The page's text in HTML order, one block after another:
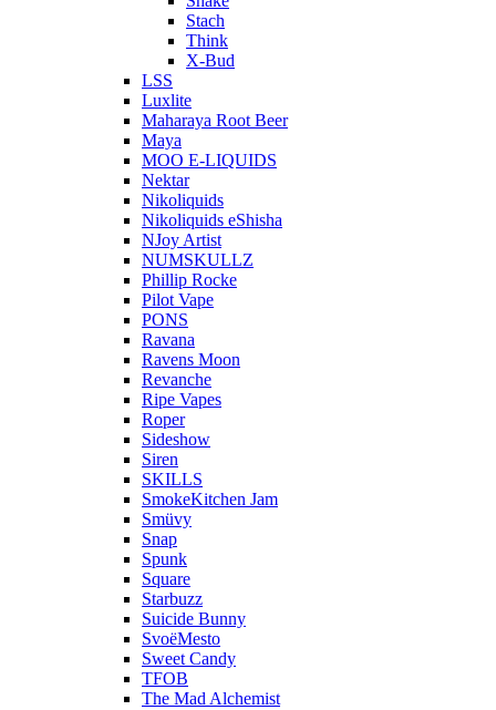
Stach
Think
X-Bud
LSS
Luxlite
Maharaya Root Beer
Maya
MOO E-LIQUIDS
Nektar
Nikoliquids
Nikoliquids eShisha
NJoy Artist
NUMSKULLZ
Phillip Rocke
Pilot Vape
PONS
Ravana
Ravens Moon
Revanche
Ripe Vapes
Roper
Sideshow
Siren
SKILLS
SmokeKitchen Jam
Smüvy
Snap
Spunk
Square
Starbuzz
Suicide Bunny
SvoёMesto
Sweet Candy
TFOB
The Mad Alchemist